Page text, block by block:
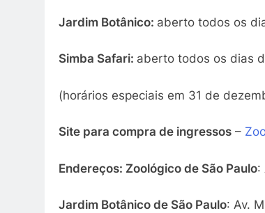
Jardim Botânico: aberto todos os
Simba Safari: aberto todos os dias
(horários especiais em 31 de
Site para compra de ingressos –
Endereços: Zoológico de São Paulo:
Jardim Botânico de São Paulo: Av.